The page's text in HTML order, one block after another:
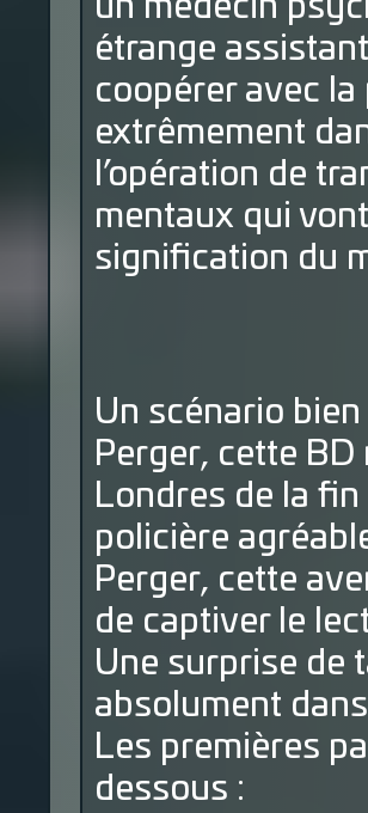
un médecin
étrange
coopérer avec
extrêmement
l’opération de
mentaux qui
signification du
Un scénario
Perger, cette
Londres de la
policière
Perger, cette
de captiver le
Une surprise de
absolument
Les premières
dessous :